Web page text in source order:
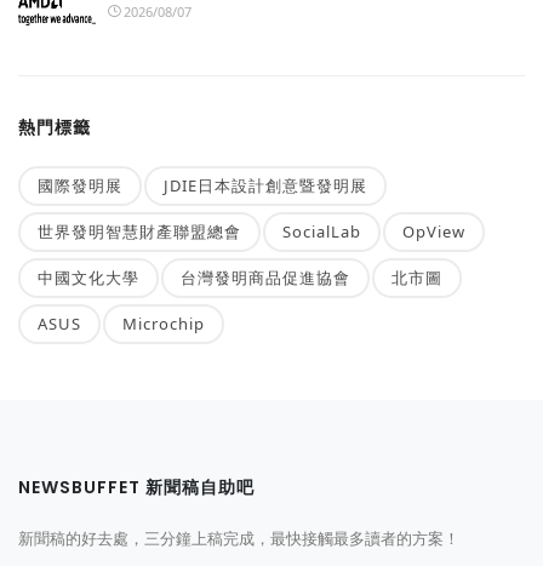
2026/08/07
熱門標籤
國際發明展 JDIE日本設計創意暨發明展
世界發明智慧財產聯盟總會 SocialLab OpView
中國文化大學 台灣發明商品促進協會 北市圖
ASUS Microchip
NEWSBUFFET 新聞稿自助吧
新聞稿的好去處，三分鐘上稿完成，最快接觸最多讀者的方案！